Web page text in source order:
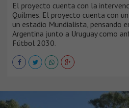
El proyecto cuenta con la
Quilmes. El proyecto cuenta con
un estadio Mundialista, pensando
Argentina junto a Uruguay como
Fútbol 2030.